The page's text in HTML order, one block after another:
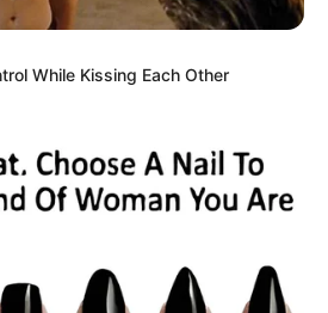
While Kissing Each Other